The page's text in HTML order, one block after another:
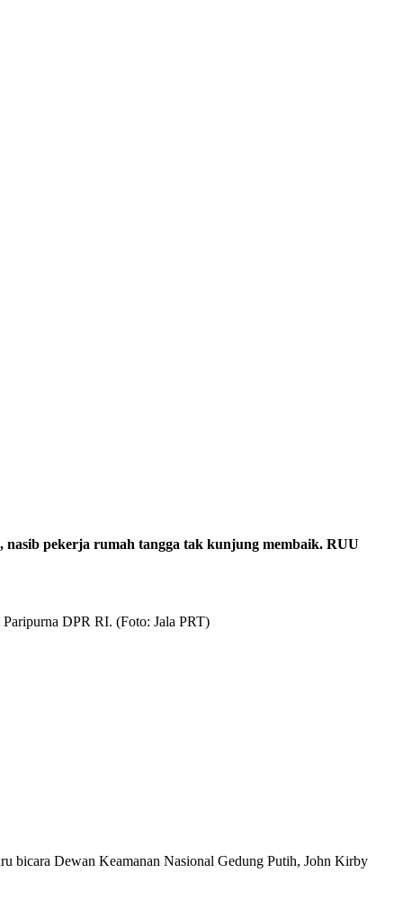
pekerja rumah tangga tak kunjung membaik. RUU
DPR RI. (Foto: Jala PRT)
bicara Dewan Keamanan Nasional Gedung Putih, John Kirby